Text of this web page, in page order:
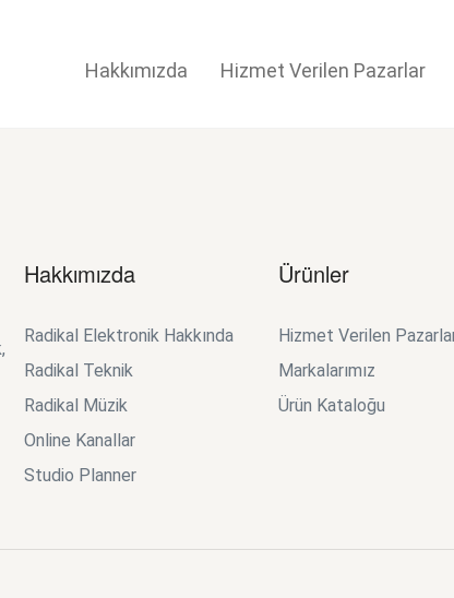
Hakkımızda Hizmet Verilen Pazarlar
Hakkımızda
Radikal Elektronik Hakkında
Radikal Teknik
Radikal Müzik
Online Kanallar
Studio Planner
Ürünler
Hizmet Verilen
Markalarımız
Ürün Kataloğu